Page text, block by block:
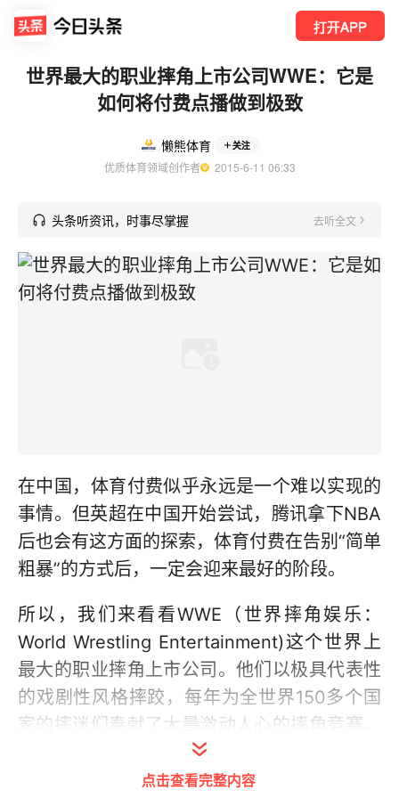
打开APP
世界最大的职业摔角上市公司WWE：它是
如何将付费点播做到极致
懒熊体育 关注
优质体育领域创作者
  2015-6-11 06:33
头条听资讯，时事尽掌握 去听全文
在中国，体育付费似乎永远是一个难以实现的
事情。但英超在中国开始尝试，腾讯拿下NBA
后也会有这方面的探索，体育付费在告别“简单
粗暴”的方式后，一定会迎来最好的阶段。
所以，我们来看看WWE（世界摔角娱乐：
World Wrestling Entertainment)这个世界上
最大的职业摔角上市公司。他们以极具代表性
的戏剧性风格摔跤，每年为全世界150多个国
家的摔迷们奉献了大量激动人心的摔角竞赛。
仅去年 (2014年) 一年，他们就举办了超过
320场摔角比赛，观众总人数超过3600万人
点击查看完整内容